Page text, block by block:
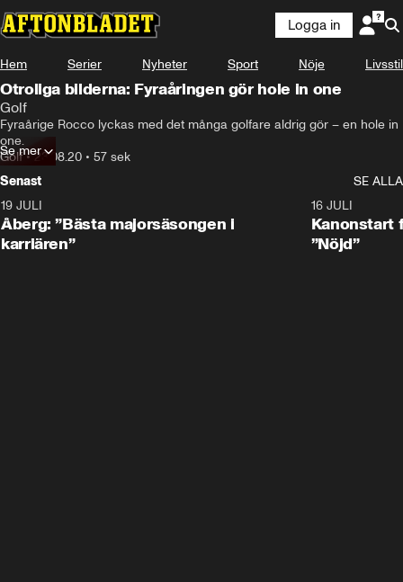
Logga in
Hem Serier Nyheter Sport Nöje Livsstil
Otroliga bilderna: Fyraåringen gör hole in one
Golf
Fyraårige Rocco lyckas med det många golfare aldrig gör – en hole in
one.
Golf•23.08.20 • 57 sek
Se mer
Senast
SE ALLA
19 JULI
Åberg: ”Bästa majorsäsongen i
karriären”
16 JULI
Kanonstart
”Nöjd”